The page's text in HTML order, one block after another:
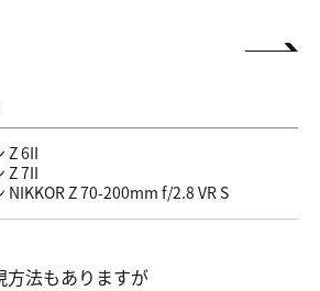
Z 6II
Z 7II
NIKKOR Z 70-200mm f/2.8 VR S
方法もありますが